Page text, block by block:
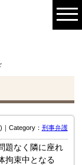
Category： 刑事弁護
題なく隣に座れ
拘束中となる